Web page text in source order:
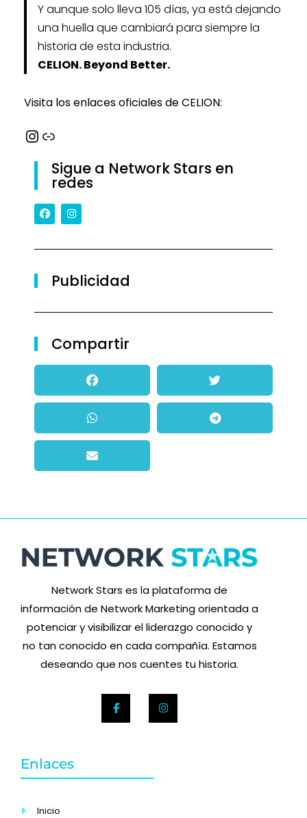
Y aunque solo lleva 105 días, ya está dejando
una huella que cambiará para siempre la
historia de esta industria.
CELION. Beyond Better.
Visita los enlaces oficiales de CELION:
Sigue a Network Stars en
redes
Publicidad
Compartir
Network Stars es la plataforma de
información de Network Marketing orientada a
potenciar y visibilizar el liderazgo conocido y
no tan conocido en cada compañía. Estamos
deseando que nos cuentes tu historia.
Enlaces
Inicio